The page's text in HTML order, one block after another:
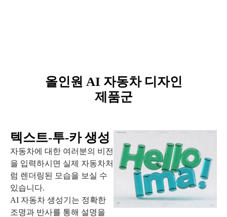
올인원 AI 자동차 디자인
제품군
텍스트-투-카 생성
자동차에 대한 여러분의 비전
을 입력하시면 실제 자동차처
럼 렌더링된 모습을 보실 수
있습니다.
AI 자동차 생성기는 정확한
조명과 반사를 통해 설명을